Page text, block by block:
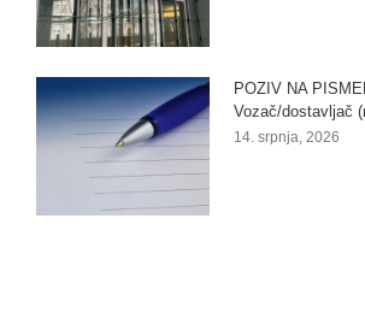
POZIV NA
Vozač/dostavljač
14. srpnja, 2026